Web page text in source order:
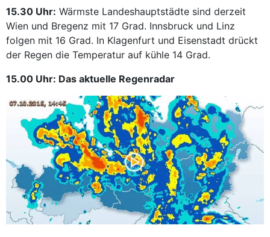
15.30 Uhr: Wärmste Landeshauptstädte sind derzeit
Wien und Bregenz mit 17 Grad. Innsbruck und Linz
folgen mit 16 Grad. In Klagenfurt und Eisenstadt drückt
der Regen die Temperatur auf kühle 14 Grad.
15.00 Uhr: Das aktuelle Regenradar